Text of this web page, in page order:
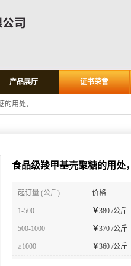
产品展厅 证书荣誉
的用处，
食品级羧甲基壳聚糖的用处，
起订量 (公斤) 价格
1-500 ￥380 /公斤
500-1000 ￥370 /公斤
≥1000 ￥360 /公斤